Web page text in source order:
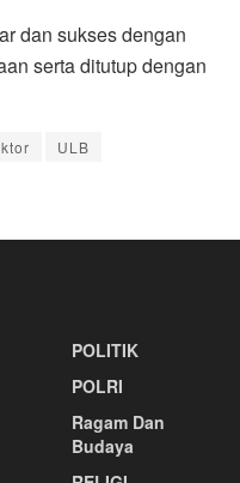
dan sukses dengan
serta ditutup dengan
ULB
POLITIK
POLRI
Ragam Dan
Budaya